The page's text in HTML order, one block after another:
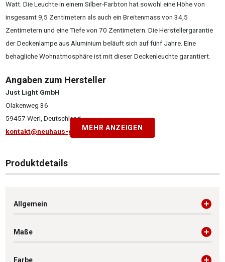
Watt. Die Leuchte in einem Silber-Farbton hat sowohl eine Höhe von
insgesamt 9,5 Zentimetern als auch ein Breitenmass von 34,5
Zentimetern und eine Tiefe von 70 Zentimetern. Die Herstellergarantie
der Deckenlampe aus Aluminium beläuft sich auf fünf Jahre. Eine
behagliche Wohnatmosphäre ist mit dieser Deckenleuchte garantiert.
Angaben zum Hersteller
Just Light GmbH
Olakenweg 36
59457 Werl, Deutschland
kontakt@neuhaus-group.deMEHR ANZEIGEN
Produktdetails
Allgemein
Maße
Farbe